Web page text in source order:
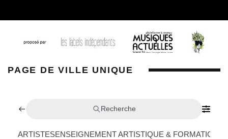
PAGE DE VILLE UNIQUE
Recherche
ARTISTESENSEIGNEMENT ARTISTIQUE & FORMATION